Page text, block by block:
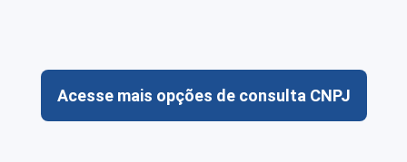
Acesse mais opções de consulta CNPJ